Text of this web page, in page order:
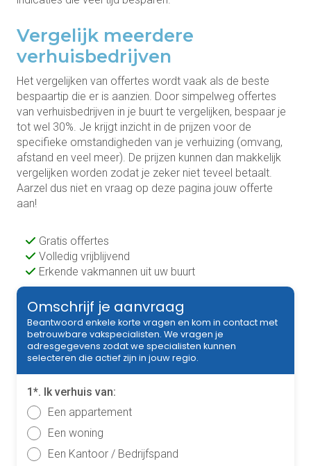
Vergelijk meerdere
verhuisbedrijven
Het vergelijken van offertes wordt vaak als de beste
bespaartip die er is aanzien. Door simpelweg offertes
van verhuisbedrijven in je buurt te vergelijken, bespaar je
tot wel 30%. Je krijgt inzicht in de prijzen voor de
specifieke omstandigheden van je verhuizing (omvang,
afstand en veel meer). De prijzen kunnen dan makkelijk
vergelijken worden zodat je zeker niet teveel betaalt.
Aarzel dus niet en vraag op deze pagina jouw offerte
aan!
Gratis offertes
Volledig vrijblijvend
Erkende vakmannen uit uw buurt
Omschrijf je aanvraag
Beantwoord enkele korte vragen en kom in contact met
betrouwbare vakspecialisten. We vragen je
adresgegevens zodat we specialisten kunnen
selecteren die actief zijn in jouw regio.
1*. Ik verhuis van:
Een appartement
Een woning
Een Kantoor / Bedrijfspand